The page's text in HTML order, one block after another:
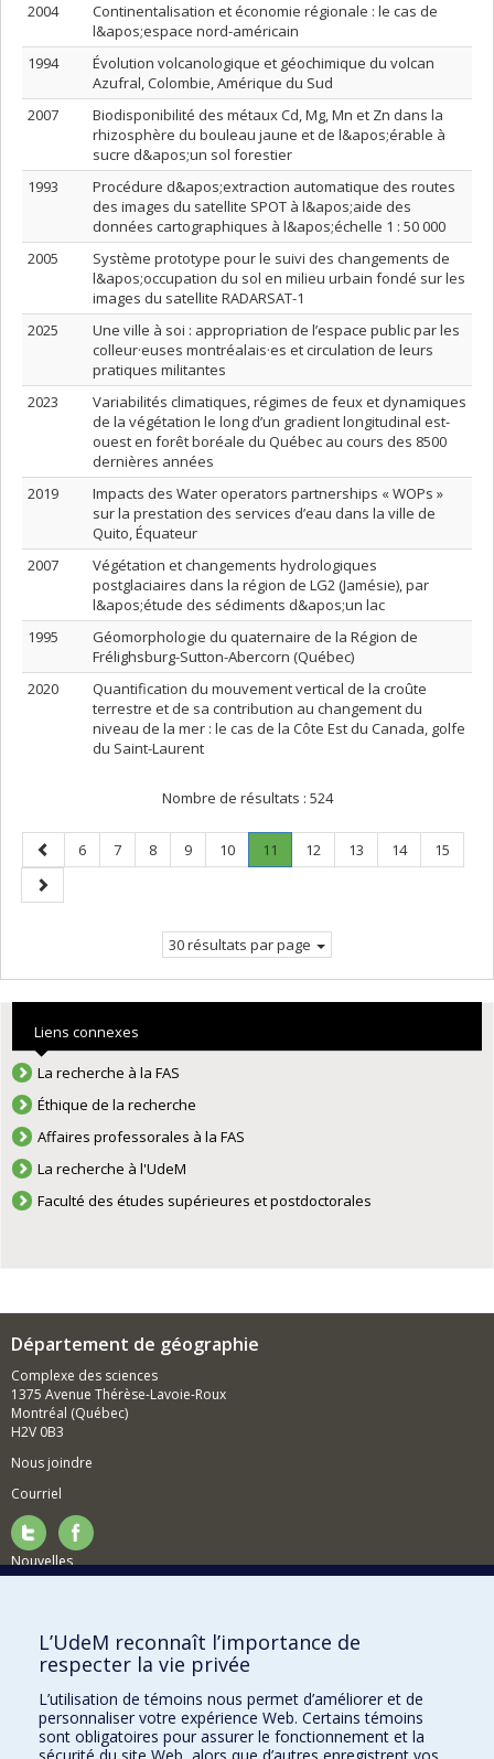
2004
Continentalisation et économie régionale : le cas de
l&apos;espace nord-américain
1994
Évolution volcanologique et géochimique du volcan
Azufral, Colombie, Amérique du Sud
2007
Biodisponibilité des métaux Cd, Mg, Mn et Zn dans la
rhizosphère du bouleau jaune et de l&apos;érable à
sucre d&apos;un sol forestier
1993
Procédure d&apos;extraction automatique des routes
des images du satellite SPOT à l&apos;aide des
données cartographiques à l&apos;échelle 1 : 50 000
2005
Système prototype pour le suivi des changements de
l&apos;occupation du sol en milieu urbain fondé sur les
images du satellite RADARSAT-1
2025
Une ville à soi : appropriation de l’espace public par les
colleur·euses montréalais·es et circulation de leurs
pratiques militantes
2023
Variabilités climatiques, régimes de feux et dynamiques
de la végétation le long d’un gradient longitudinal est-
ouest en forêt boréale du Québec au cours des 8500
dernières années
2019
Impacts des Water operators partnerships « WOPs »
sur la prestation des services d’eau dans la ville de
Quito, Équateur
2007
Végétation et changements hydrologiques
postglaciaires dans la région de LG2 (Jamésie), par
l&apos;étude des sédiments d&apos;un lac
1995
Géomorphologie du quaternaire de la Région de
Frélighsburg-Sutton-Abercorn (Québec)
2020
Quantification du mouvement vertical de la croûte
terrestre et de sa contribution au changement du
niveau de la mer : le cas de la Côte Est du Canada, golfe
du Saint-Laurent
Nombre de résultats : 524
Page
précédente
Page
6 Page
7 Page
8 Page
9 Page
10 Page
11
Page
Page
12 Page
13 Page
14 Page
15
Page
suivante
30 résultats par page
Liens connexes
La recherche à la FAS
Éthique de la recherche
Affaires professorales à la FAS
La recherche à l'UdeM
Faculté des études supérieures et postdoctorales
Département de géographie
Complexe des sciences
1375 Avenue Thérèse-Lavoie-Roux
Montréal (Québec)
H2V 0B3
Nous joindre
Courriel
Nouvelles
Comment soutenir le Département?
BESOIN D'AIDE?
Plan du site
Signaler une erreur
L’UdeM reconnaît l’importance de
respecter la vie privée
L’utilisation de témoins nous permet d’améliorer et de
personnaliser votre expérience Web. Certains témoins
sont obligatoires pour assurer le fonctionnement et la
sécurité du site Web, alors que d’autres enregistrent vos